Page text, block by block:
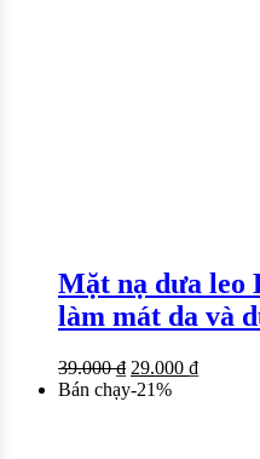
Mặt nạ dưa leo
làm mát da và
39.000₫ 29.000 ₫
Bán chạy-21%